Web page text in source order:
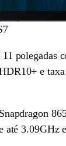
polegadas
e
até 3.09GHz